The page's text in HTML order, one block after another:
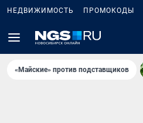
НЕДВИЖИМОСТЬ ПРОМОКОДЫ
«Майские» против подставщиков